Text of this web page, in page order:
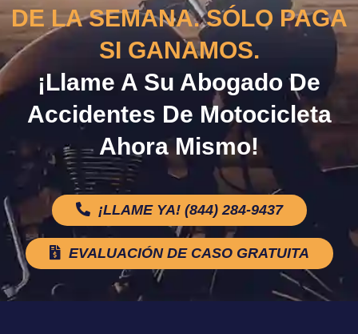
DE LA SEMANA. SÓLO PAGA
SI GANAMOS.
¡Llame A Su Abogado De
Accidentes De Motocicleta
Ahora Mismo!
¡LLAME YA! (844) 284-9437
EVALUACIÓN DE CASO GRATUITA